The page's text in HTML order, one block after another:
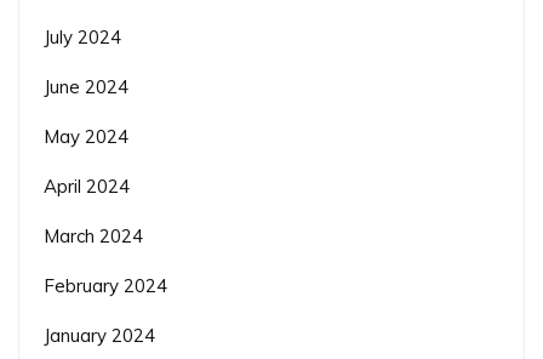
July 2024
June 2024
May 2024
April 2024
March 2024
February 2024
January 2024